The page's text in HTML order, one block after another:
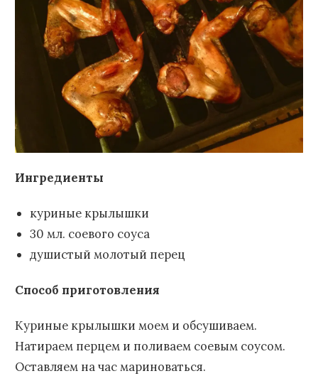
Ингредиенты
куриные крылышки
30 мл. соевого соуса
душистый молотый перец
Способ приготовления
Куриные крылышки моем и обсушиваем.
Натираем перцем и поливаем соевым соусом.
Оставляем на час мариноваться.